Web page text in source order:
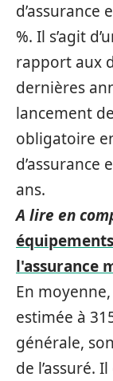
d’assurance
%. Il s’agit
rapport aux
dernières
lancement
obligatoire
d’assurance
ans.
A lire en
l'assurance
En
estimée à
générale,
de l’assuré.